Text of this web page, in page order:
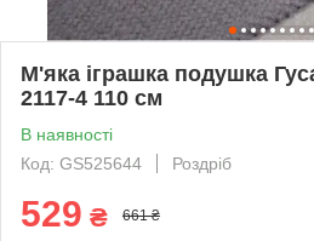
М'яка іграшка подушка
2117-4 110 см
В наявності
Код: GS525644
Роздріб
529 ₴ 661 ₴